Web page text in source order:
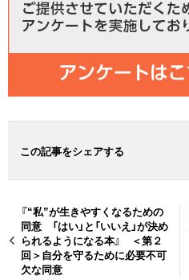
この記事をシェアする
『“私”が生きやすくなるための
同意 「はい」と「いいえ」が決め
られるようになる本』 ＜第２
回＞自分を守るために必要不可
欠な同意